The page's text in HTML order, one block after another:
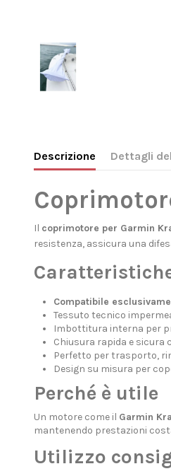
Descrizione Dettagli
Il coprimotore per Garmin
resistenza, assicura una
Compatibile
Tessuto tecnico
Imbottitura interna per
Chiusura rapida e sicura
Perfetto per trasporto,
Design su misura per
Perché è utile
Un motore come il Garmin
mantenendo prestazioni
Utilizzo